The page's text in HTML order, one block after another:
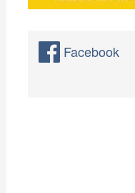
Facebook